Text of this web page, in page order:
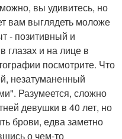
вы удивитесь, но
вам выглядеть моложе
- позитивный и
глазах и на лице в
посмотрите. Что
незатуманенный
Разумеется, сложно
девушки в 40 лет, но
брови, едва заметно
о чем-то